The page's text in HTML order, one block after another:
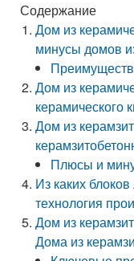
Содержание
Дом из
минусы домов
Дом из
керамического
Дом из
Плюсы и
Из каких
технология
Дом из
Дома из